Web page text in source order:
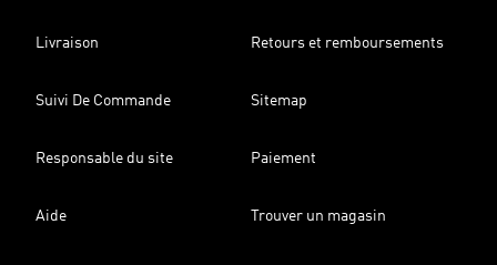
Livraison Retours et remboursements
Suivi De Commande Sitemap
Responsable du site Paiement
Aide Trouver un magasin